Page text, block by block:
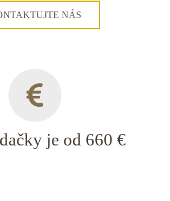
NÁS
je od 660 €